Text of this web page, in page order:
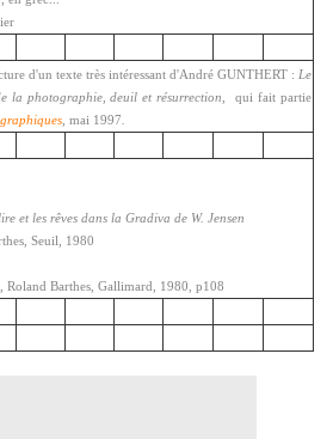
d'un texte très intéressant d'André GUNTHERT : Le
la photographie, deuil et résurrection
, qui fait partie
mai 1997
et les rêves dans la Gradiva de W. Jensen
Seuil, 1980
Roland Barthes, Gallimard, 1980, p108